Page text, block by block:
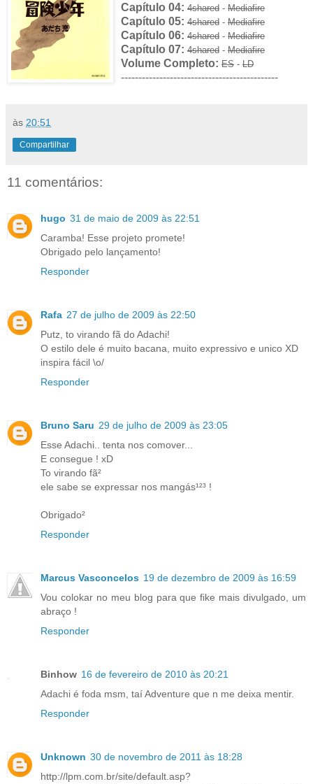
Capítulo 04: 4shared - Mediafire
Capítulo 05: 4shared - Mediafire
Capítulo 06: 4shared - Mediafire
Capítulo 07: 4shared - Mediafire
Volume Completo: ES - LD
---------------------------------------------
às 20:51
Compartilhar
11 comentários:
hugo 31 de maio de 2009 às 22:51
Caramba! Esse projeto promete!
Obrigado pelo lançamento!
Responder
Rafa 27 de julho de 2009 às 22:50
Putz, to virando fã do Adachi!
O estilo dele é muito bacana, muito expressivo e unico XD
inspira fácil \o/
Responder
Bruno Saru 29 de julho de 2009 às 23:05
Esse Adachi.. tenta nos comover...
E consegue ! xD
To virando fã²
ele sabe se expressar nos mangás¹²³ !
Obrigado²
Responder
Marcus Vasconcelos 19 de dezembro de 2009 às 16:59
Vou colokar no meu blog para que fike mais divulgado, um
abraço !
Responder
Binhow 16 de fevereiro de 2010 às 20:21
Adachi é foda msm, taí Adventure que n me deixa mentir.
Responder
Unknown 30 de novembro de 2011 às 18:28
http://lpm.com.br/site/default.asp?